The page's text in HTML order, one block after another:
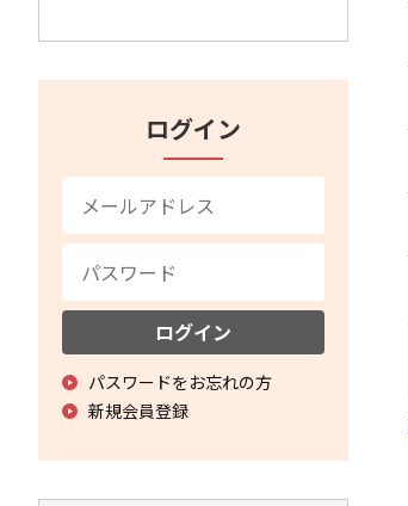
ログイン
ログイン
パスワードをお忘れの方
新規会員登録